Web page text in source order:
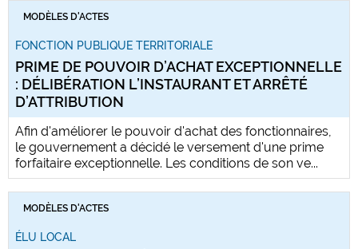
MODÈLES D'ACTES
FONCTION PUBLIQUE TERRITORIALE
PRIME DE POUVOIR D’ACHAT EXCEPTIONNELLE
: DÉLIBÉRATION L’INSTAURANT ET ARRÊTÉ
D’ATTRIBUTION
Afin d'améliorer le pouvoir d'achat des fonctionnaires,
le gouvernement a décidé le versement d'une prime
forfaitaire exceptionnelle. Les conditions de son ve...
MODÈLES D'ACTES
ÉLU LOCAL